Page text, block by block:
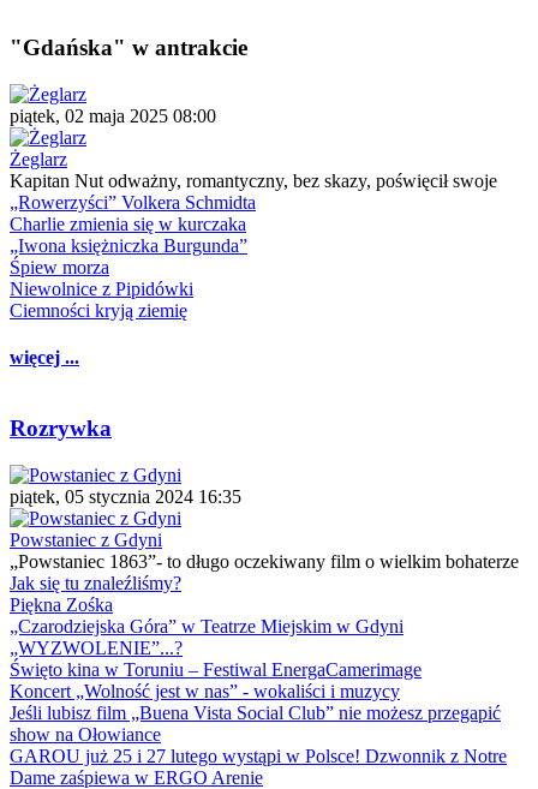
"Gdańska" w antrakcie
piątek, 02 maja 2025 08:00
Żeglarz
Kapitan Nut odważny, romantyczny, bez skazy, poświęcił swoje
„Rowerzyści” Volkera Schmidta
Charlie zmienia się w kurczaka
„Iwona księżniczka Burgunda”
Śpiew morza
Niewolnice z Pipidówki
Ciemności kryją ziemię
więcej ...
Rozrywka
piątek, 05 stycznia 2024 16:35
Powstaniec z Gdyni
„Powstaniec 1863”- to długo oczekiwany film o wielkim bohaterze
Jak się tu znaleźliśmy?
Piękna Zośka
„Czarodziejska Góra” w Teatrze Miejskim w Gdyni
„WYZWOLENIE”...?
Święto kina w Toruniu – Festiwal EnergaCamerimage
Koncert „Wolność jest w nas” - wokaliści i muzycy
Jeśli lubisz film „Buena Vista Social Club” nie możesz przegapić
show na Ołowiance
GAROU już 25 i 27 lutego wystąpi w Polsce! Dzwonnik z Notre
Dame zaśpiewa w ERGO Arenie